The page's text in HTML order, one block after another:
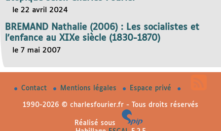
le 22 avril 2024
BREMAND Nathalie (2006) : Les socialistes et
l’enfance au XIXe siècle (1830-1870)
le 7 mai 2007
Contact Mentions légales Espace privé
1990-2026 © charlesfourier.fr - Tous droits réservés
Réalisé sous